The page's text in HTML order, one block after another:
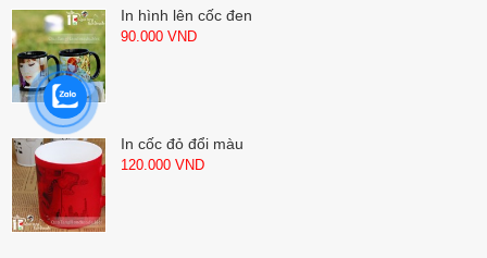
In hình lên cốc đen
90.000 VND
In cốc đỏ đổi màu
120.000 VND